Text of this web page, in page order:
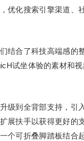
优化搜索引擎渠道、
结合了科技高端感的
试坐体验的素材和
级到全背部支持，引
展扶手以获得更好的
个可折叠脚踏板结合